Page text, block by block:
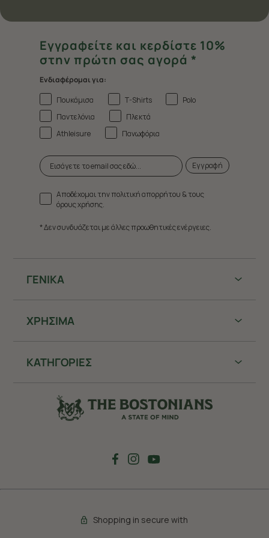
ΓΕΝΙΚΑ
ΧΡHΣΙΜΑ
ΚΑΤΗΓΟΡΙΕΣ
Εγγραφείτε και κερδίστε 10%
στην πρώτη σας αγορά *
Ενδιαφέρομαι για:
Πουκάμισα
T-Shirts
Polo
Παντελόνια
Πλεκτά
Athleisure
Πανωφόρια
Εγγραφή
Αποδέχομαι την πολιτική απορρήτου & τους
όρους χρήσης.
* Δεν συνδυάζεται με άλλες προωθητικές ενέργειες.
Shopping in secure with